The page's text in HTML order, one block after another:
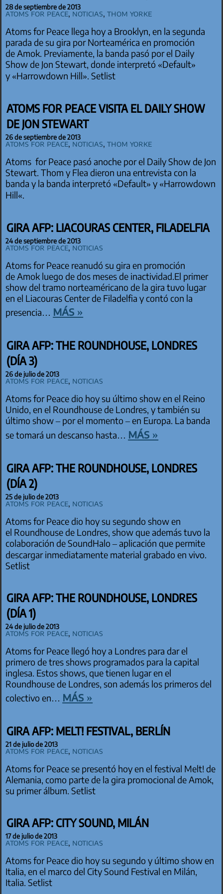
28 de septiembre de 2013
Atoms for Peace, Noticias,Thom Yorke
Atoms for Peace llega hoy a Brooklyn, en la segunda
parada de su gira por Norteamérica en promoción
de Amok. Previamente, la banda pasó por el Daily
Show de Jon Stewart, donde interpretó «Default»
y «Harrowdown Hill». Setlist
ATOMS FOR PEACE VISITA EL DAILY SHOW
DE JON STEWART
26 de septiembre de 2013
Atoms for Peace, Noticias,Thom Yorke
Atoms for Peace pasó anoche por el Daily Show de Jon
Stewart. Thom y Flea dieron una entrevista con la
banda y la banda interpretó «Default» y «Harrowdown
Hill«.
GIRA AFP: LIACOURAS CENTER, FILADELFIA
24 de septiembre de 2013
Atoms for Peace, Noticias
Atoms for Peace reanudó su gira en promoción
de Amok luego de dos meses de inactividad.El primer
show del tramo norteaméricano de la gira tuvo lugar
en el Liacouras Center de Filadelfia y contó con la
presencia… más »
GIRA AFP: THE ROUNDHOUSE, LONDRES
(DÍA 3)
26 de julio de 2013
Atoms for Peace, Noticias
Atoms for Peace dio hoy su último show en el Reino
Unido, en el Roundhouse de Londres, y también su
último show – por el momento – en Europa. La banda
se tomará un descanso hasta… más »
GIRA AFP: THE ROUNDHOUSE, LONDRES
(DÍA 2)
25 de julio de 2013
Atoms for Peace, Noticias
Atoms for Peace dio hoy su segundo show en
el Roundhouse de Londres, show que además tuvo la
colaboración de SoundHalo – aplicación que permite
descargar inmediatamente material grabado en vivo.
Setlist
GIRA AFP: THE ROUNDHOUSE, LONDRES
(DÍA 1)
24 de julio de 2013
Atoms for Peace, Noticias
Atoms for Peace llegó hoy a Londres para dar el
primero de tres shows programados para la capital
inglesa. Estos shows, que tienen lugar en el
Roundhouse de Londres, son además los primeros del
colectivo en… más »
GIRA AFP: MELT! FESTIVAL, BERLÍN
21 de julio de 2013
Atoms for Peace, Noticias
Atoms for Peace se presentó hoy en el festival Melt! de
Alemania, como parte de la gira promocional de Amok,
su primer álbum. Setlist
GIRA AFP: CITY SOUND, MILÁN
17 de julio de 2013
Atoms for Peace, Noticias
Atoms for Peace dio hoy su segundo y último show en
Italia, en el marco del City Sound Festival en Milán,
Italia. Setlist